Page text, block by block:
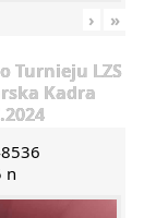
› »
Turnieju LZS
Kadra
n